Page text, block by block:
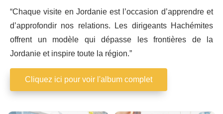
“Chaque visite en Jordanie est l’occasion d’apprendre et
d’approfondir nos relations. Les dirigeants Hachémites
offrent un modèle qui dépasse les frontières de la
Jordanie et inspire toute la région.”
Cliquez ici pour voir l'album complet